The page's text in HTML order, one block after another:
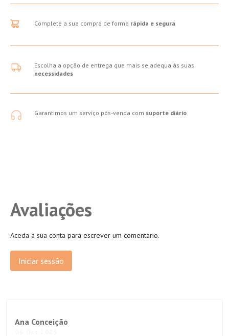
Complete a sua compra de forma rápida e segura
Escolha a opção de entrega que mais se adequa às suas
necessidades
Garantimos um serviço pós-venda com suporte diário
Avaliações
Aceda à sua conta para escrever um comentário.
Iniciar sessão
Ana Conceição